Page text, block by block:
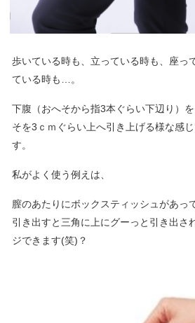
歩いている時も、立っている時も、座っ
ている時も…。
下腹（おへそから指3本ぐらい下辺り）
そを3ｃｍぐらい上へ引き上げる様な感
す。
私がよく使う例えは、
膣のあたりにボックスティッシュがあっ
引き出すと三角に上にグーっと引き出
ジできます(笑)？